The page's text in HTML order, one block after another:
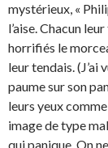
mystérieux, «
l’aise. Chacun
horrifiés le
leur tendais. (J’ai
paume sur son
leurs yeux
image de type
qui panique. On